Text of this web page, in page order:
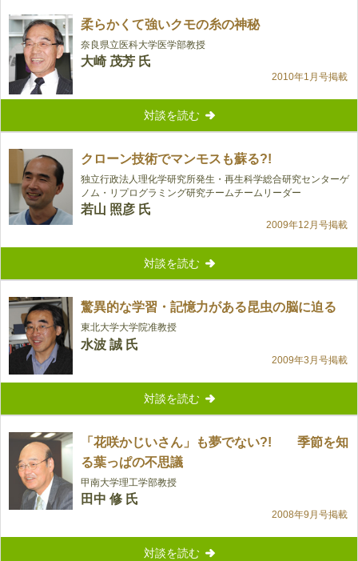
柔らかくて強いクモの糸の神秘
奈良県立医科大学医学部教授
大崎 茂芳 氏
2010年1月号掲載
対談を読む
クローン技術でマンモスも蘇る?!
独立行政法人理化学研究所発生・再生科学総合研究センターゲ
ノム・リプログラミング研究チームチームリーダー
若山 照彦 氏
2009年12月号掲載
対談を読む
驚異的な学習・記憶力がある昆虫の脳に迫る
東北大学大学院准教授
水波 誠 氏
2009年3月号掲載
対談を読む
「花咲かじいさん」も夢でない?! 季節を知
る葉っぱの不思議
甲南大学理工学部教授
田中 修 氏
2008年9月号掲載
対談を読む